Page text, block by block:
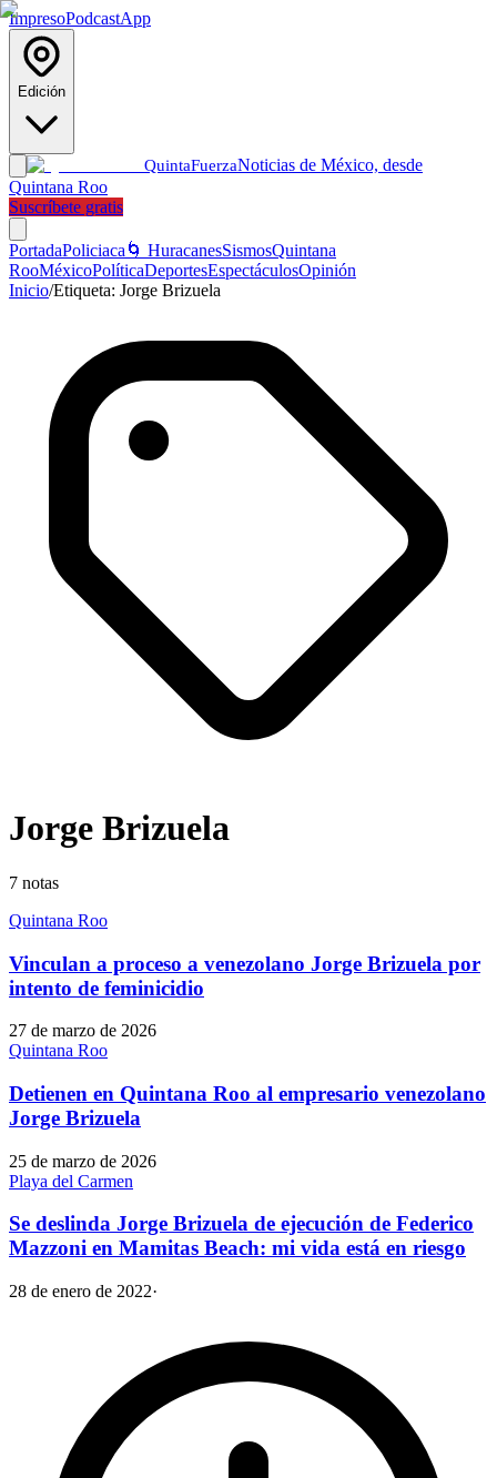
ImpresoPodcastApp
Edición
QuintaFuerzaNoticias de México, desde
Quintana Roo
Suscríbete gratis
PortadaPoliciaca 🌀 HuracanesSismosQuintana
RooMéxicoPolíticaDeportesEspectáculosOpinión
Inicio/Etiqueta: Jorge Brizuela
Jorge Brizuela
7 notas
Quintana Roo
Vinculan a proceso a venezolano Jorge Brizuela por
intento de feminicidio
27 de marzo de 2026
Quintana Roo
Detienen en Quintana Roo al empresario venezolano
Jorge Brizuela
25 de marzo de 2026
Playa del Carmen
Se deslinda Jorge Brizuela de ejecución de Federico
Mazzoni en Mamitas Beach: mi vida está en riesgo
28 de enero de 2022·